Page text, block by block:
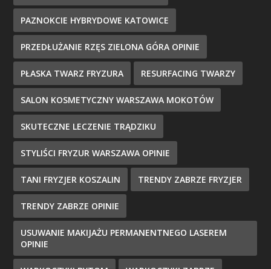
PAZNOKCIE HYBRYDOWE KATOWICE
PRZEDŁUŻANIE RZĘS ZIELONA GÓRA OPINIE
PŁASKA TWARZ FRYZURA RESURFACING TWARZY
SALON KOSMETYCZNY WARSZAWA MOKOTÓW
SKUTECZNE LECZENIE TRĄDZIKU
STYLIŚCI FRYZUR WARSZAWA OPINIE
TANI FRYZJER KOSZALIN TRENDY ZABRZE FRYZJER
TRENDY ZABRZE OPINIE
USUWANIE MAKIJAŻU PERMANENTNEGO LASEREM
OPINIE